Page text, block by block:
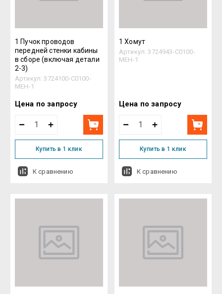
1 Пучок проводов
передней стенки кабины
в сборе (включая детали
2-3)
Артикул: 3724100-C0100-
MEH-1
Цена по запросу
Купить в 1 клик
К сравнению
1 Хомут
Артикул: 3724943-C0100-
MEH-1
Цена по запросу
Купить в 1 клик
К сравнению